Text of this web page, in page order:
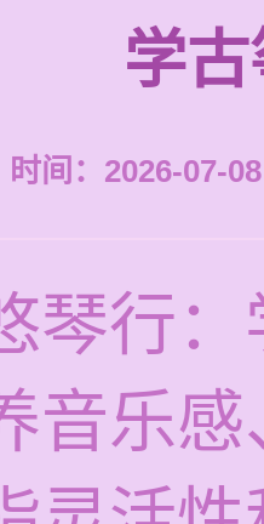
学
时间：2026-07-
琴行
音乐